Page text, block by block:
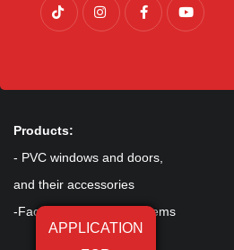
Products:
- PVC windows and doors,
and their accessories
-Facade and sliding systems
APPLICATION